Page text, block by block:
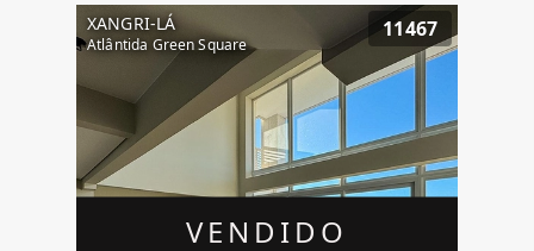
VENDIDO
XANGRI-LÁ
Atlântida Green Square
11467